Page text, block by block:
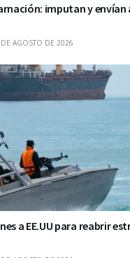
imputan y envían
AGOSTO DE 2026
a EE.UU para reabrir